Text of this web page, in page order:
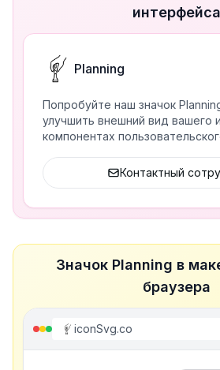
интерфейса
Planning
Попробуйте наш значок
улучшить внешний вид вашего
компонентах
Контактный
Значок Planning в
браузера
iconSvg.co